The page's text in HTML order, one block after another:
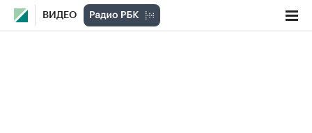
ВИДЕО